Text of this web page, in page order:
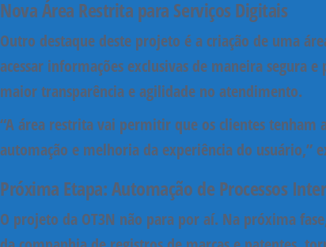
Nova Área Restrita para Serviços Digitais
Outro destaque deste projeto é a criação de uma
acessar informações exclusivas de maneira segura
maior transparência e agilidade no atendimento.
“A área restrita vai permitir que os clientes tenham
automação e melhoria da experiência do usuário,”
Próxima Etapa: Automação de Processos
O projeto da OT3N não para por aí. Na próxima